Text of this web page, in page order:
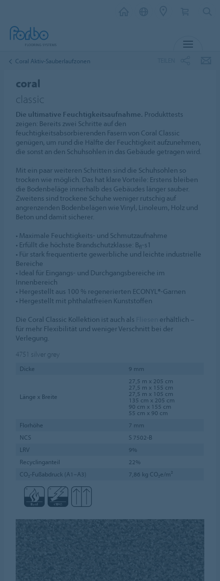
Coral Aktiv-Sauberlaufzonen
coral
classic
Die ultimative Feuchtigkeitsaufnahme. Produkttests
zeigen: Bereits zwei Schritte auf den
feuchtigkeitsabsorbierenden Fasern von Coral Classic
genügen, um rund die Hälfte der Feuchtigkeit aufzunehmen,
die sonst an den Schuhsohlen in das Gebäude getragen wird.
Mit ein paar weiteren Schritten sind die Schuhsohlen so
trocken wie möglich. Das hat klare Vorteile: Erstens bleiben
die Bodenbeläge innerhalb des Gebäudes länger sauber.
Zweitens sind trockene Schuhe weniger rutschig auf
angrenzenden Bodenbelägen wie Vinyl, Linoleum, Holz und
Beton und damit sicherer.
• Maximale Feuchtigkeits- und Schmutzaufnahme
• Erfüllt die höchste Brandschutzklasse: Bfl-s1
• Für stark frequentierte gewerbliche und leichte industrielle
Bereiche
• Ideal für Eingangs- und Durchgangsbereiche im
Innenbereich
• Hergestellt aus 100 % regenerierten ECONYL®-Garnen
• Hergestellt mit phthalatfreien Kunststoffen
Die Coral Classic Kollektion ist auch als
erhältlich –
für mehr Flexibilität und weniger Verschnitt bei der
Verlegung.
4751 silver grey
Dicke 9 mm
Länge x Breite
27,5 m x 205 cm
27,5 m x 155 cm
27,5 m x 105 cm
135 cm x 205 cm
90 cm x 155 cm
55 cm x 90 cm
Florhöhe
7 mm
NCS
S 7502-B
LRV
9%
Recyclinganteil
22%
CO₂-Fußabdruck (A1–A3)
7,86 kg CO₂e/m²